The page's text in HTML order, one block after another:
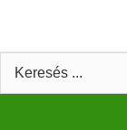
Keresés: